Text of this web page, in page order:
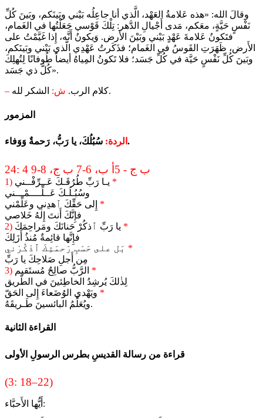
وقالَ الله: «هذه عَلامةُ العَهْد، الَّذي أنا جاعِلُه بَيْني وبَينَكم، وبَينَ كُلِّ
نَفْسٍ حَيَّةٍ، معَكم، مَدى أَجْيالِ الدَّهر: تِلْكَ قَوْسي جَعَلْتُها في الغَمام،
فتَكونُ عَلامةَ عَهْدٍ بَيْني وبَيْنَ الأَرض. وَيكونُ أَنَّه، إِذا غَيَّمْتُ على
الأَرض، ظَهَرَتِ القَوسُ في الغَمام؛ فذَكَرتُ عَهْدِي الَّذي بَيْني وبَينَكم،
وبَينَ كُلِّ نَفْسٍ حَيَّة في كُلِّ جَسَد؛ فلا تَكونُ المِياهُ أيضاً طُوفانًا لِتُهلِكَ
كُلَّ ذي جَسَد».
– كلام الرب. ش: الشكر لله.
المزمور
الردة: سُبُلُكَ، يا رَبُّ، رَحمةٌ وَوَفاء.
24: 4 ب ج - 5أ ب، 6-7 ب ج، 8-9
1)
*
وسُبُـلَـكَ عَــلِّــــمْـــني
*
فإِنَّكَ أَنتَ إِلٰهُ خَلاصي
2)
*
فإِنَّها قائِمةٌ مُنذُ أَزَلِكَ
*
مِن أَجلِ صَلاحِكَ يا رَبِّ
3)
*
لِذٰلكَ يُرشِدُ الخاطِئينَ في الطَّريق
*
ويُعَلِّمُ البائسينَ طَـريقَهُ.
القراءة الثانية
قراءة من رسالة القديسِ بطرس الرسولِ الأولى
(3: 18–22)
أَيُّها الأَحبَّاء: